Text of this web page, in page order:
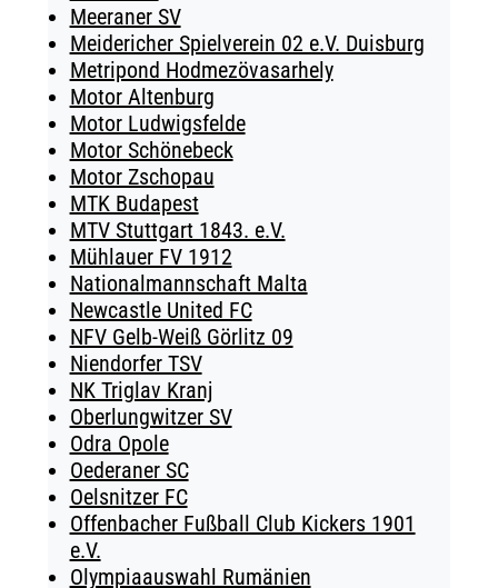
Meeraner SV
Meidericher Spielverein 02 e.V. Duisburg
Metripond Hodmezövasarhely
Motor Altenburg
Motor Ludwigsfelde
Motor Schönebeck
Motor Zschopau
MTK Budapest
MTV Stuttgart 1843. e.V.
Mühlauer FV 1912
Nationalmannschaft Malta
Newcastle United FC
NFV Gelb-Weiß Görlitz 09
Niendorfer TSV
NK Triglav Kranj
Oberlungwitzer SV
Odra Opole
Oederaner SC
Oelsnitzer FC
Offenbacher Fußball Club Kickers 1901
e.V.
Olympiaauswahl Rumänien